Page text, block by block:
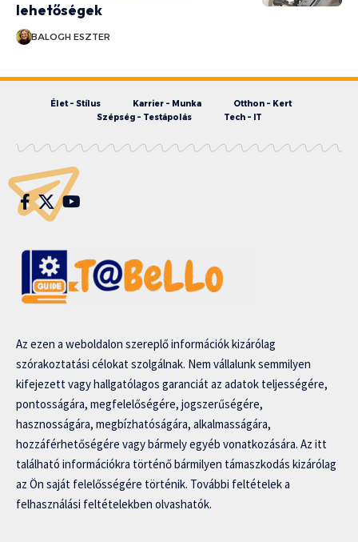
lehetőségek
BALOGH ESZTER
Élet – Stílus Karrier – Munka
Otthon – Kert
Szépség – Testápolás
Tech – IT
Az ezen a weboldalon szereplő információk kizárólag
szórakoztatási célokat szolgálnak. Nem vállalunk semmilyen
kifejezett vagy hallgatólagos garanciát az adatok teljességére,
pontosságára, megfelelőségére, jogszerűségére,
hasznosságára, megbízhatóságára, alkalmasságára,
hozzáférhetőségére vagy bármely egyéb vonatkozására. Az itt
található információkra történő bármilyen támaszkodás kizárólag
az Ön saját felelősségére történik. További feltételek a
felhasználási feltételekben olvashatók.